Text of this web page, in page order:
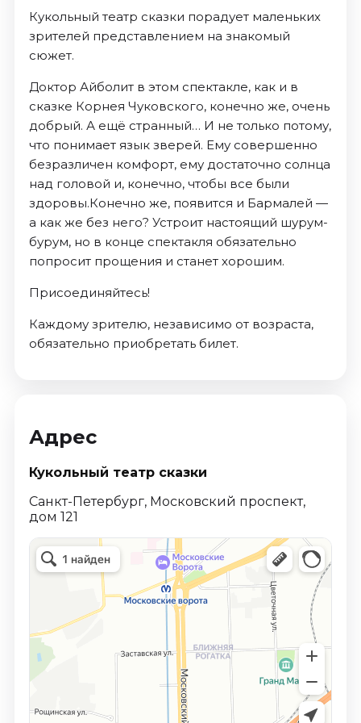
Кукольный театр сказки порадует маленьких
зрителей представлением на знакомый
сюжет.
Доктор Айболит в этом спектакле, как и в
сказке Корнея Чуковского, конечно же, очень
добрый. А ещё странный… И не только потому,
что понимает язык зверей. Ему совершенно
безразличен комфорт, ему достаточно солнца
над головой и, конечно, чтобы все были
здоровы.Конечно же, появится и Бармалей —
а как же без него? Устроит настоящий шурум-
бурум, но в конце спектакля обязательно
попросит прощения и станет хорошим.
Присоединяйтесь!
Каждому зрителю, независимо от возраста,
обязательно приобретать билет.
Адрес
Кукольный театр сказки
Санкт-Петербург, Московский проспект,
дом 121